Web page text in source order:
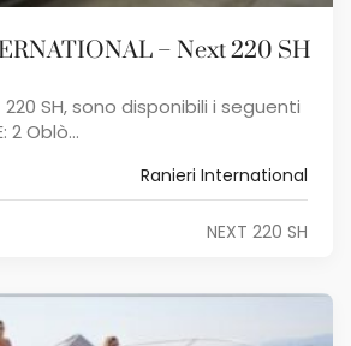
– Next 220 SH
SH, sono disponibili i seguenti
2 Oblò...
Ranieri International
NEXT 220 SH